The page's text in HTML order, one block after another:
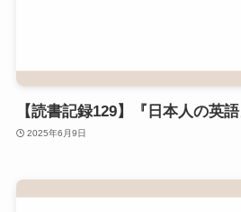
【読書記録129】『日本人の英語
2025年6月9日